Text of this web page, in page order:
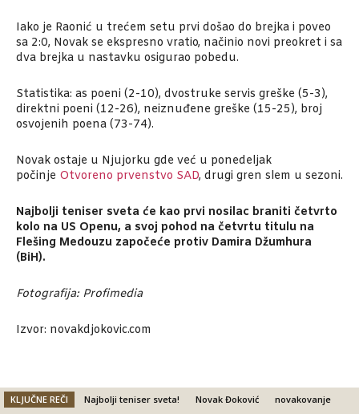
Iako je Raonić u trećem setu prvi došao do brejka i poveo
sa 2:0, Novak se ekspresno vratio, načinio novi preokret i sa
dva brejka u nastavku osigurao pobedu.
Statistika: as poeni (2-10), dvostruke servis greške (5-3),
direktni poeni (12-26), neiznuđene greške (15-25), broj
osvojenih poena (73-74).
Novak ostaje u Njujorku gde već u ponedeljak
počinje Otvoreno prvenstvo SAD, drugi gren slem u sezoni.
Najbolji teniser sveta će kao prvi nosilac braniti četvrto
kolo na US Openu, a svoj pohod na četvrtu titulu na
Flešing Medouzu započeće protiv Damira Džumhura
(BiH).
Fotografija: Profimedia
Izvor: novakdjokovic.com
KLJUČNE REČI Najbolji teniser sveta! Novak Đoković
novakovanje